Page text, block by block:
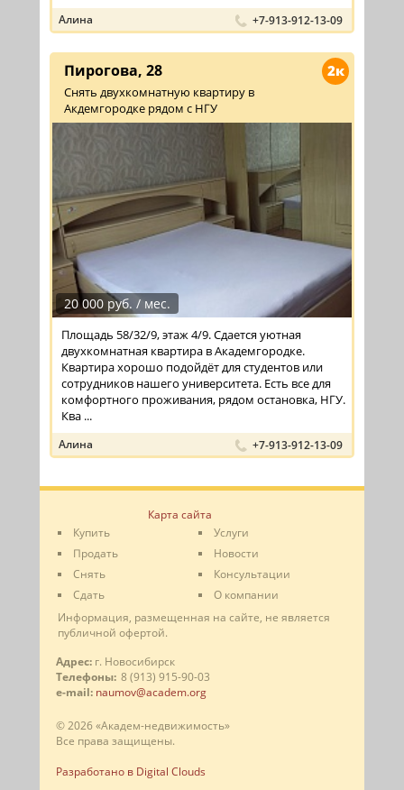
Алина +7-913-912-13-09
2к
Пирогова, 28
Снять двухкомнатную квартиру в
Акдемгородке рядом с НГУ
20 000 руб. / мес.
Площадь 58/32/9, этаж 4/9. Сдается уютная
двухкомнатная квартира в Академгородке.
Квартира хорошо подойдёт для студентов или
сотрудников нашего университета. Есть все для
комфортного проживания, рядом остановка, НГУ.
Ква ...
Алина +7-913-912-13-09
Карта сайта
Купить
Продать
Снять
Сдать
Услуги
Новости
Консультации
О компании
Информация, размещенная на сайте, не является
публичной офертой.
Адрес: г. Новосибирск
Телефоны: 8 (913) 915-90-03
e-mail: naumov@academ.org
© 2026 «Академ-недвижимость»
Все права защищены.
Разработано в Digital Clouds